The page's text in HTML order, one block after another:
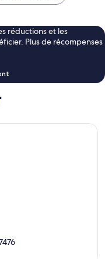
réductions et les
Plus de récompenses